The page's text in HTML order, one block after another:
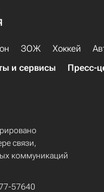
ЗОЖ Хоккей
и сервисы Пресс-
связи,
коммуникаций
57640